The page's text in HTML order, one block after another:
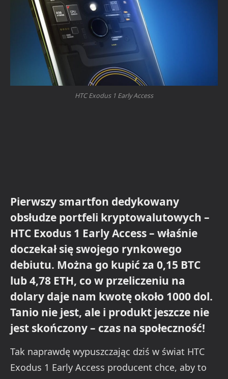
HTC Exodus 1 Early Access
Pierwszy smartfon dedykowany
obsłudze portfeli kryptowalutowych –
HTC Exodus 1 Early Access – właśnie
doczekał się swojego rynkowego
debiutu. Można go kupić za 0,15 BTC
lub 4,78 ETH, co w przeliczeniu na
dolary daje nam kwotę około 1000 dol.
Tanio nie jest, ale i produkt jeszcze nie
jest skończony – czas na społeczność!
Tak naprawdę wypuszczając dziś w świat HTC
Exodus 1 Early Access producent chce, aby to